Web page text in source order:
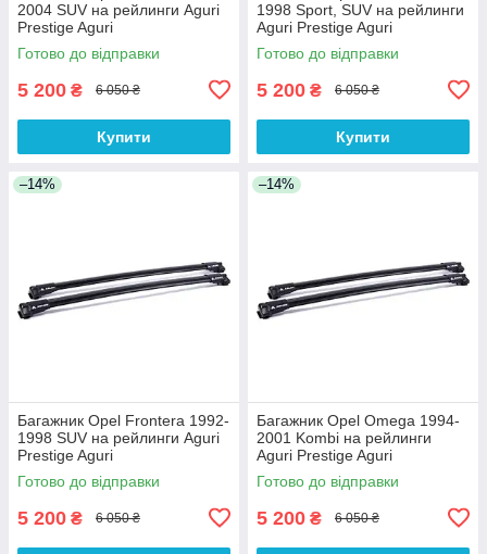
2004 SUV на рейлинги Aguri
Prestige Aguri
Готово до відправки
5 200 ₴ 6 050 ₴
Купити
1998 Sport, SUV на рейлинги
Aguri Prestige Aguri
Готово до відправки
5 200 ₴ 6 050 ₴
Купити
–14%
Багажник Opel Frontera 1992-
1998 SUV на рейлинги Aguri
Prestige Aguri
Готово до відправки
5 200 ₴ 6 050 ₴
–14%
Багажник Opel Omega 1994-
2001 Kombi на рейлинги
Aguri Prestige Aguri
Готово до відправки
5 200 ₴ 6 050 ₴